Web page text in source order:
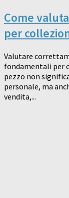
Come
per
Valutare
fondamentali per
pezzo non
personale, ma
vendita,...